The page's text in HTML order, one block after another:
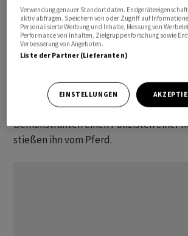
Stalinisten ... fanatische Faschisten
haben etwas getan, was in der
noch nie getan wurde", sagte Lula. Alle
Verantwortlichen würden bestraft. Auf
wurden Videos geteilt, die ein
Gerichtsgebäude zeigen sollen. In
umstellten schreiende und mit
Demonstranten einen Polizisten einer
stießen ihn vom Pferd.
Verwendung genauer Standortdaten.
aktiv abfragen. Speichern von oder Zugriff auf
Personalisierte Werbung und Inhalte, Messung von
Performance von Inhalten, Zielgruppenforschung sowie
Verbesserung von Angeboten.
Liste der Partner (Lieferanten)
EINSTELLUNGEN